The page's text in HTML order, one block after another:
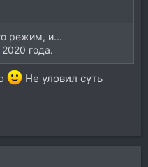
режим, и...
года.
Не уловил суть